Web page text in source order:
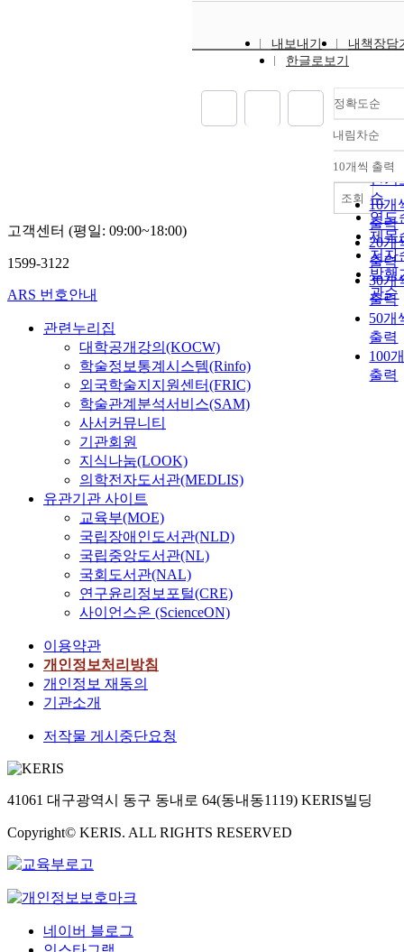
내보내기
내책장담
한글로보기
정확도순
정확
순
인기
순
연도
제목
저자
발행
관순
내림차순
내림
10개씩 출력
10개
출력
20개
출력
30개
출력
50개
출력
100
출력
조회
고객센터 (평일: 09:00~18:00)
1599-3122
ARS 번호안내
관련누리집
대학공개강의(KOCW)
학술정보통계시스템(Rinfo)
외국학술지지원센터(FRIC)
학술관계분석서비스(SAM)
사서커뮤니티
기관회원
지식나눔(LOOK)
의학전자도서관(MEDLIS)
유관기관 사이트
교육부(MOE)
국립장애인도서관(NLD)
국립중앙도서관(NL)
국회도서관(NAL)
연구윤리정보포털(CRE)
사이언스온 (ScienceON)
이용약관
개인정보처리방침
개인정보 재동의
기관소개
저작물 게시중단요청
41061 대구광역시 동구 동내로 64(동내동1119) KERIS빌딩
Copyright© KERIS. ALL RIGHTS RESERVED
네이버 블로그